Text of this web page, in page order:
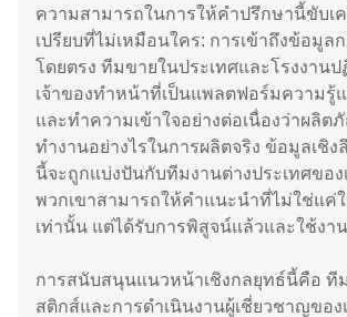
ความสามารถในการให้คำปรึกษานี้ขับเ
เปรียบที่ไม่เหมือนใคร: การเข้าถึงข้อมูล
โดยตรง ทีมขายในประเทศและโรงงานป
เจ้าของทำหน้าที่เป็นแพลตฟอร์มความรู้
และทำความเข้าใจอย่างต่อเนื่องว่าผลิต
ทำงานอย่างไรในการผลิตจริง ข้อมูลเชิ
นี้จะถูกแบ่งปันกับทีมงานต่างประเทศขอ
พวกเขาสามารถให้คำแนะนำที่ไม่ใช่แค่
เท่านั้น แต่ได้รับการพิสูจน์แล้วและใช้งา
การสนับสนุนแนวหน้าเชิงกลยุทธ์นี้คือ ที
สติกส์และการดำเนินงานผู้เชี่ยวชาญของ